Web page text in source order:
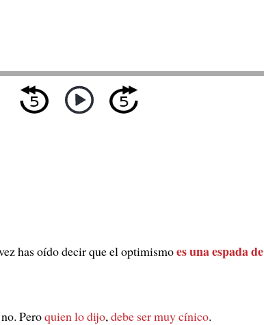
has oído decir que el optimismoes una espada de
Peroquien lo dijo, debe ser muy cínico.